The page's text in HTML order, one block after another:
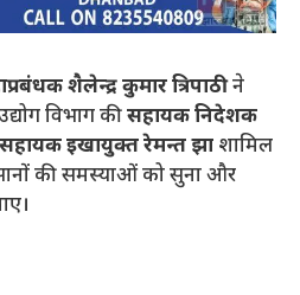
शैलेन्द्र कुमार त्रिपाठीने
विभाग कीसहायक निदेशक
सहायक इखायुक्त रेमन्त झा शामिल
की समस्याओं को सुना और